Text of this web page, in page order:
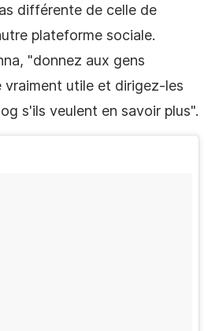
différente de celle de
plateforme sociale.
"donnez aux gens
vraiment utile et dirigez-les
s'ils veulent en savoir plus".